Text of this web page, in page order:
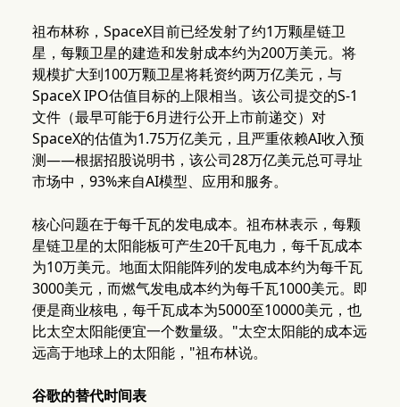
祖布林称，SpaceX目前已经发射了约1万颗星链卫
星，每颗卫星的建造和发射成本约为200万美元。将
规模扩大到100万颗卫星将耗资约两万亿美元，与
SpaceX IPO估值目标的上限相当。该公司提交的S-1
文件（最早可能于6月进行公开上市前递交）对
SpaceX的估值为1.75万亿美元，且严重依赖AI收入预
测——根据招股说明书，该公司28万亿美元总可寻址
市场中，93%来自AI模型、应用和服务。
核心问题在于每千瓦的发电成本。祖布林表示，每颗
星链卫星的太阳能板可产生20千瓦电力，每千瓦成本
为10万美元。地面太阳能阵列的发电成本约为每千瓦
3000美元，而燃气发电成本约为每千瓦1000美元。即
便是商业核电，每千瓦成本为5000至10000美元，也
比太空太阳能便宜一个数量级。"太空太阳能的成本远
远高于地球上的太阳能，"祖布林说。
谷歌的替代时间表